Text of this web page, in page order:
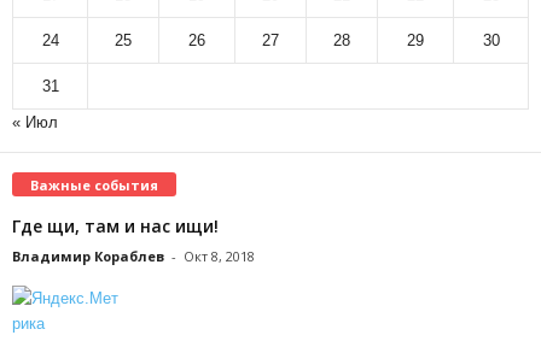
24 25 26 27 28 29 30
31
« Июл
Важные события
Где щи, там и нас ищи!
Владимир Кораблев - Окт 8, 2018